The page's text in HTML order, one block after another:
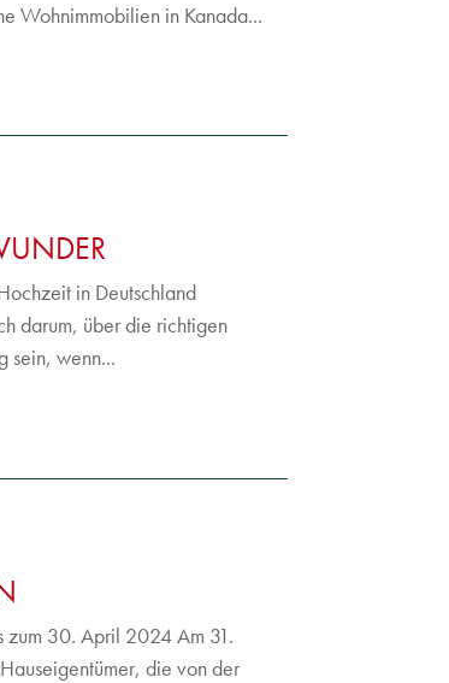
Wohnimmobilien in Kanada...
in Deutschland
darum, über die richtigen
sein, wenn...
zum 30. April 2024 Am 31.
die von der